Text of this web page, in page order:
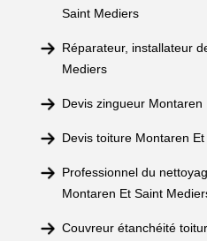
Saint Mediers
Réparateur, installateur
Mediers
Devis zingueur Montaren
Devis toiture Montaren
Professionnel du
Montaren Et Saint
Couvreur étanchéité